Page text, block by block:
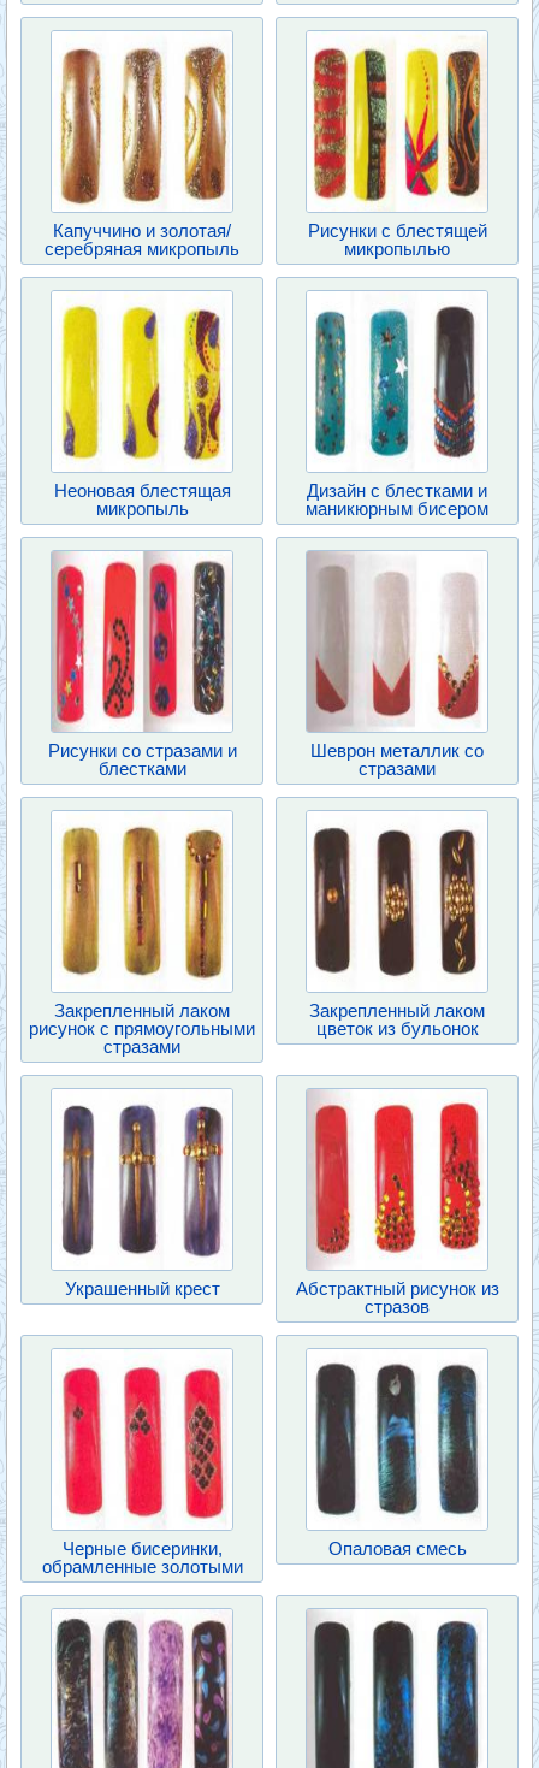
Капуччино и золотая/
серебряная микропыль
Рисунки с блестящей
микропылью
Неоновая блестящая
микропыль
Дизайн с блестками и
маникюрным бисером
Рисунки со стразами и
блестками
Шеврон металлик со
стразами
Закрепленный лаком
рисунок с прямоугольными
стразами
Закрепленный лаком
цветок из бульонок
Украшенный крест
Абстрактный рисунок из
стразов
Черные бисеринки,
обрамленные золотыми
Опаловая смесь